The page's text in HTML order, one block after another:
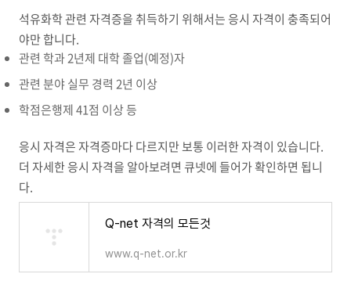
석유화학 관련 자격증을 취득하기 위해서는 응시 자격이 충족되어
야만 합니다.
관련 학과 2년제 대학 졸업(예정)자
관련 분야 실무 경력 2년 이상
학점은행제 41점 이상 등
응시 자격은 자격증마다 다르지만 보통 이러한 자격이 있습니다.
더 자세한 응시 자격을 알아보려면 큐넷에 들어가 확인하면 됩니
다.
Q-net 자격의 모든것
www.q-net.or.kr